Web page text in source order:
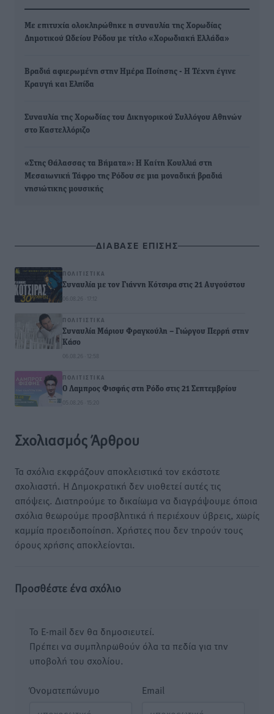
Με επιτυχία ολοκληρώθηκε η συναυλία της Χορωδίας
Δημοτικού Ωδείου Ρόδου με τίτλο «Χορωδιακή Ελλάδα»
Βραδιά αφιερωμένη στην Ημέρα Ποίησης - Η Τέχνη έγινε
Κραυγή και Ελπίδα
Συναυλία της Χορωδίας του Δικηγορικού Συλλόγου Αθηνών
στο Καστελλόριζο
«Στης Θάλασσας τα Βήματα»: Η Καίτη Κουλλιά στη
Μεσαιωνική Τάφρο της Ρόδου σε μια μοναδική βραδιά
νησιώτικης μουσικής
ΔΙΑΒΑΣΕ ΕΠΙΣΗΣ
ΠΟΛΙΤΙΣΤΙΚΆ
Συναυλία με τον Γιάννη Κότσιρα στις 21 Αυγούστου
06.08.26 · 17:12
ΠΟΛΙΤΙΣΤΙΚΆ
Συναυλία Μάριου Φραγκούλη – Γιώργου Περρή στην
Κάσο
06.08.26 · 12:58
ΠΟΛΙΤΙΣΤΙΚΆ
Ο Λαμπρος Φισφής στη Ρόδο στις 21 Σεπτεμβρίου
05.08.26 · 15:20
Σχολιασμός Άρθρου
Τα σχόλια εκφράζουν αποκλειστικά τον εκάστοτε
σχολιαστή. Η Δημοκρατική δεν υιοθετεί αυτές τις
απόψεις. Διατηρούμε το δικαίωμα να διαγράψουμε όποια
σχόλια θεωρούμε προσβλητικά ή περιέχουν ύβρεις, χωρίς
καμμία προειδοποίηση. Χρήστες που δεν τηρούν τους
όρους χρήσης αποκλείονται.
Προσθέστε ένα σχόλιο
Το E-mail δεν θα δημοσιευτεί.
Πρέπει να συμπληρωθούν όλα τα πεδία για την
υποβολή του σχολίου.
Όνοματεπώνυμο Email